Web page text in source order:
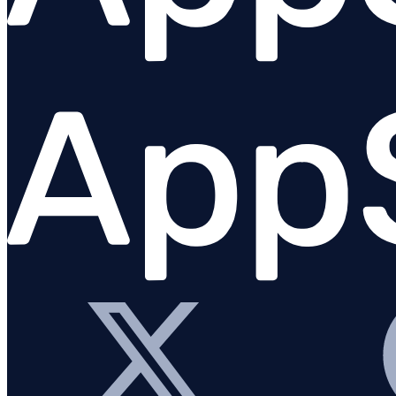
Métricas baseadas em logs
Solução de problemas
Migrando para a nova sintaxe de consulta
Metrics & dashboards
INFRAESTRUTURA